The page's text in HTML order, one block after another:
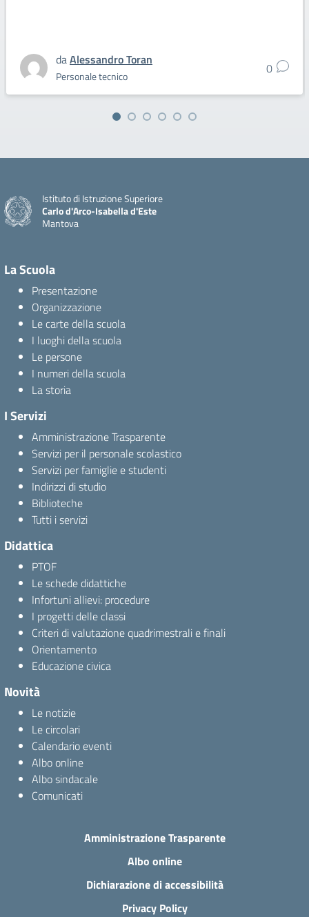
daAlessandro Toran
Personale tecnico 0
Istituto di Istruzione Superiore
Carlo d'Arco-Isabella d'Este
Mantova
La Scuola
Presentazione
Organizzazione
Le carte della scuola
I luoghi della scuola
Le persone
I numeri della scuola
La storia
I Servizi
Amministrazione Trasparente
Servizi per il personale scolastico
Servizi per famiglie e studenti
Indirizzi di studio
Biblioteche
Tutti i servizi
Didattica
PTOF
Le schede didattiche
Infortuni allievi: procedure
I progetti delle classi
Criteri di valutazione quadrimestrali e finali
Orientamento
Educazione civica
Novità
Le notizie
Le circolari
Calendario eventi
Albo online
Albo sindacale
Comunicati
Amministrazione Trasparente
Albo online
Dichiarazione di accessibilità
Privacy Policy